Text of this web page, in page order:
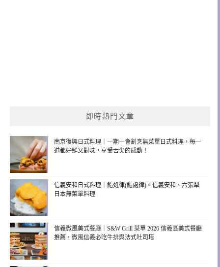
即時熱門文章
南京復興日式料理｜一期一會割烹無菜單日式料理，每一
道都好鮮又對味，享受舌尖的感動！
信義安和日式料理｜鮨処律(鮨處律)。信義安和、六張犁
日本無菜單料理
信義微風美式餐廳｜S&W Grill 菜單 2026 信義區美式餐廳
推薦，微風信義必吃牛排與法式吐司塔